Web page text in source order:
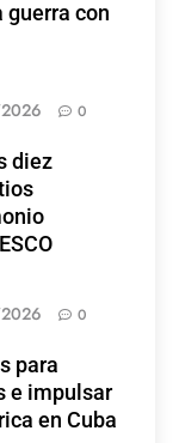
guerra con
0
diez
0
para
e impulsar
en Cuba